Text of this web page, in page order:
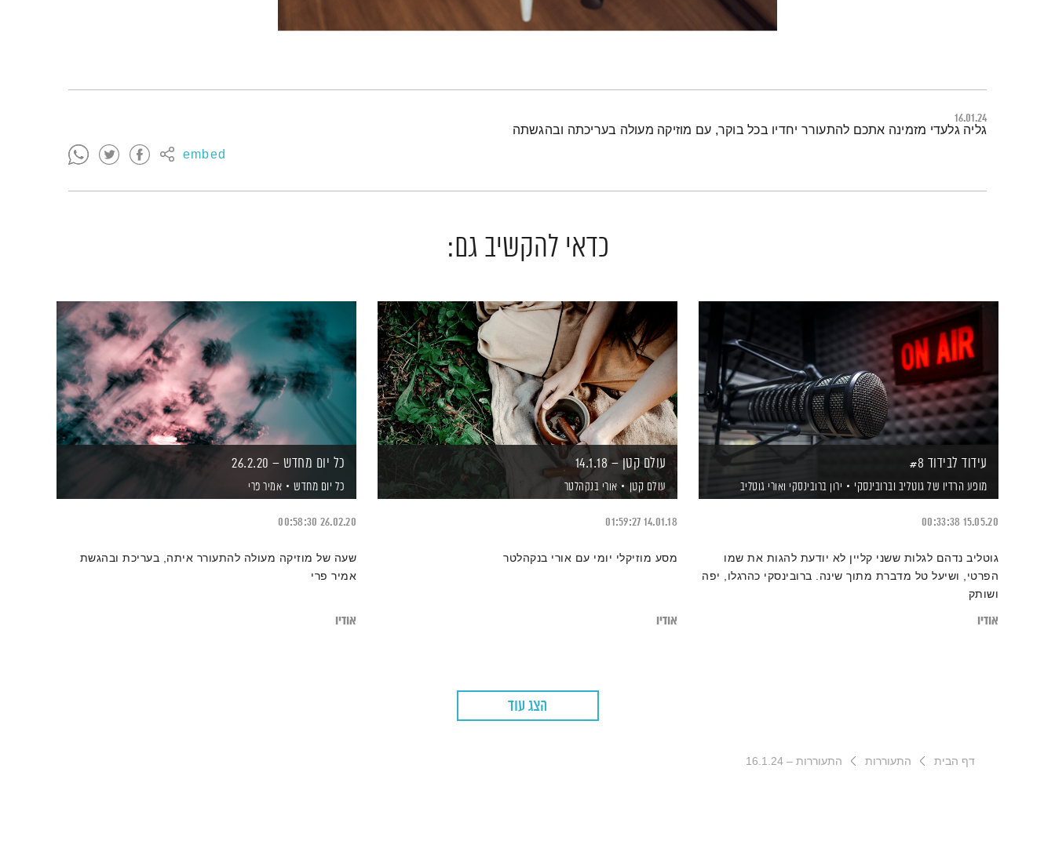
16.01.24
embed
תמצית הפודקאסט
גליה גלעדי מזמינה אתכם להתעורר יחדיו בכל בוקר, עם מוזיקה מעולה בעריכתה ובהגשתה
כדאי להקשיב גם:
עידוד לבידוד #8
מופע הרדיו של גוטליב וברובינסקי ירון ברובינסקי ואורי גוטליב
15.05.20
00:33:38
גוטליב נדהם לגלות ששני קליין לא יודעת להגות את שמו
הפרטי, ושיעל טל מדברת מתוך שינה. ברובינסקי כהרגלו, יפה
ושותק
אודיו
עולם קטן – 14.1.18
עולם קטן אורי בנקהלטר
14.01.18
01:59:27
מסע מוזיקלי יומי עם אורי בנקהלטר
אודיו
כל יום מחדש – 26.2.20
כל יום מחדש אמיר פרי
26.02.20
00:58:30
שעה של מוזיקה מעולה להתעורר איתה, בעריכת ובהגשת
אמיר פרי
אודיו
הצג עוד
דף הבית התעוררות התעוררות – 16.1.24